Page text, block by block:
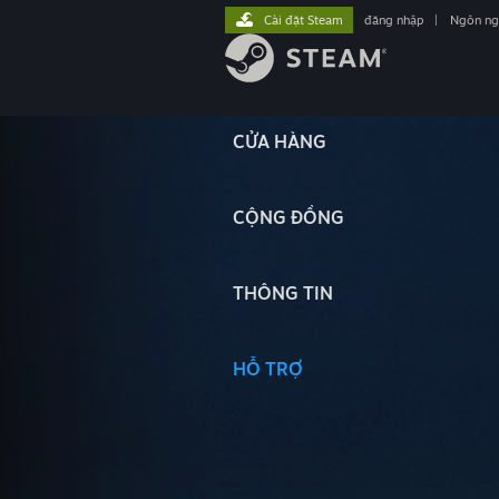
CỬA HÀNG
CỘNG ĐỒNG
THÔNG TIN
HỖ TRỢ
Cài đặt Steam đăng nhập Ngôn